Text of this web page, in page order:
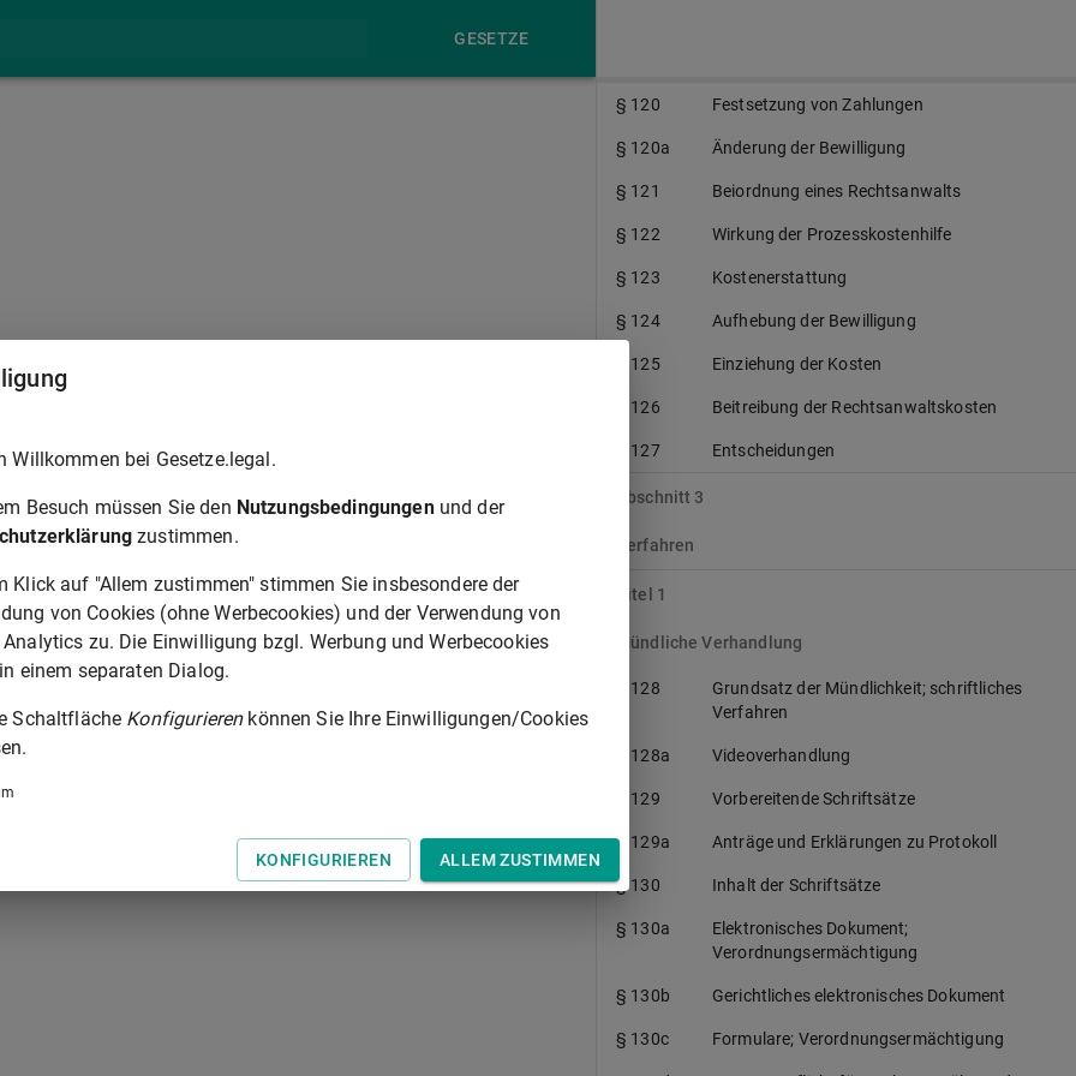
GESETZE
besonders. In einem höheren Rechtszug ist nicht
hinreichende Aussicht auf Erfolg bietet oder mutwillig
in das bewegliche Vermögen umfasst alle
einschließlich des Verfahrens auf Abgabe der
Tastatur zur Navigation zwischen Normen.
§ 120 Festsetzung von Zahlungen
§ 120a Änderung der Bewilligung
§ 121 Beiordnung eines Rechtsanwalts
§ 122 Wirkung der Prozesskostenhilfe
§ 123 Kostenerstattung
§ 124 Aufhebung der Bewilligung
§ 125 Einziehung der Kosten
§ 126 Beitreibung der Rechtsanwaltskosten
§ 127 Entscheidungen
Abschnitt 3
Verfahren
Titel 1
Mündliche Verhandlung
§ 128
Grundsatz der Mündlichkeit; schriftliches
Verfahren
§ 128a Videoverhandlung
§ 129 Vorbereitende Schriftsätze
§ 129a Anträge und Erklärungen zu Protokoll
§ 130 Inhalt der Schriftsätze
§ 130a
Elektronisches Dokument;
Verordnungsermächtigung
§ 130b Gerichtliches elektronisches Dokument
§ 130c Formulare; Verordnungsermächtigung
Willkommen bei Gesetze.legal.
Besuch müssen Sie den Nutzungsbedingungenund der
zustimmen.
Klick auf "Allem zustimmen" stimmen Sie insbesondere der
von Cookies (ohne Werbecookies) und der Verwendung von
Analytics zu. Die Einwilligung bzgl. Werbung und Werbecookies
einem separaten Dialog.
Schaltfläche Konfigurierenkönnen Sie Ihre Einwilligungen/Cookies
KONFIGURIEREN ALLEM ZUSTIMMEN